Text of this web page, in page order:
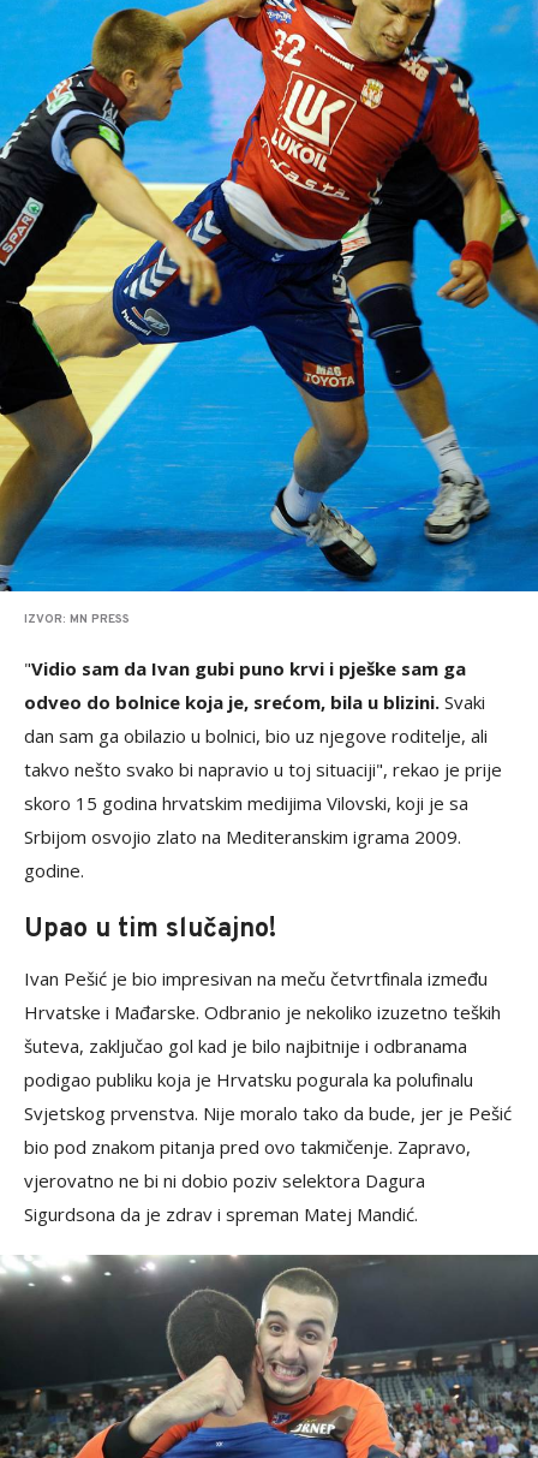
IZVOR: MN PRESS
"Vidio sam da Ivan gubi puno krvi i pješke sam ga
odveo do bolnice koja je, srećom, bila u blizini. Svaki
dan sam ga obilazio u bolnici, bio uz njegove roditelje, ali
takvo nešto svako bi napravio u toj situaciji", rekao je prije
skoro 15 godina hrvatskim medijima Vilovski, koji je sa
Srbijom osvojio zlato na Mediteranskim igrama 2009.
godine.
Upao u tim slučajno!
Ivan Pešić je bio impresivan na meču četvrtfinala između
Hrvatske i Mađarske. Odbranio je nekoliko izuzetno teških
šuteva, zaključao gol kad je bilo najbitnije i odbranama
podigao publiku koja je Hrvatsku pogurala ka polufinalu
Svjetskog prvenstva. Nije moralo tako da bude, jer je Pešić
bio pod znakom pitanja pred ovo takmičenje. Zapravo,
vjerovatno ne bi ni dobio poziv selektora Dagura
Sigurdsona da je zdrav i spreman Matej Mandić.